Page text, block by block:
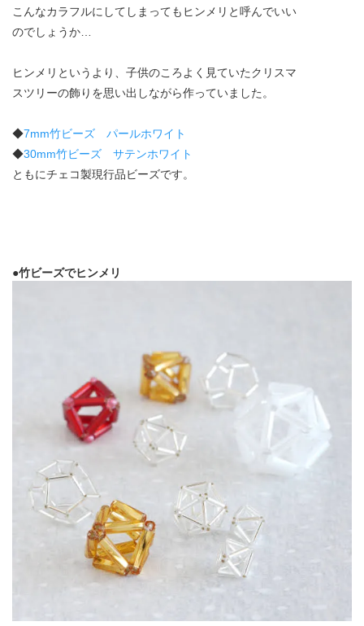
こんなカラフルにしてしまってもヒンメリと呼んでいい
のでしょうか…
ヒンメリというより、子供のころよく見ていたクリスマ
スツリーの飾りを思い出しながら作っていました。
◆7mm竹ビーズ パールホワイト
◆30mm竹ビーズ サテンホワイト
ともにチェコ製現行品ビーズです。
●竹ビーズでヒンメリ